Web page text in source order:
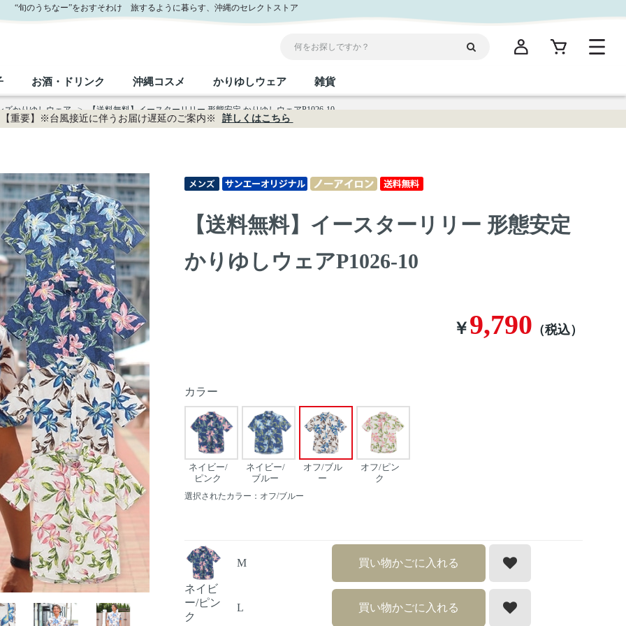
“旬のうちなー”をおすそわけ 旅するように暮らす、沖縄のセレクトストア
フルーツ・野菜 お肉 海産物
缶詰／パウチ 沖縄料理 沖縄そば／乾麺
レトルト食品 乾物／粉類
砂糖／黒砂糖 塩 お酢／ドレッシング
しょうゆ みそ だし／スパイス／島唐辛子
黒糖 ちんすこう 伝統菓子
おつまみ 沖縄限定商品（ご当地）
お酒・ドリンク
泡盛 ビール・チューハイ ワイン・ウィスキー・カクテル
ドリンク 茶葉
沖縄コスメ
スキンケア ボディケア
ヘアケア UVケア
限定品
かりゆしウェア
メンズ レディース
雑貨
沖縄ファッション 伝統工芸品 箸・線香・ウチカビ
【重要】※台風接近に伴うお届け遅延のご案内※ 詳しくはこちら
ズかりゆしウェア > 【送料無料】イースターリリー 形態安定 かりゆしウェアP1026-10
【送料無料】イースターリリー 形態安定
かりゆしウェアP1026-10
￥9,790 （税込）
カラー
ネイビー/
ピンク
ネイビー/
ブルー
オフ/ブル
ー
オフ/ピン
ク
選択されたカラー：オフ/ブルー
ネイビ
ー/ピン
ク
M 買い物かごに入れる
L 買い物かごに入れる